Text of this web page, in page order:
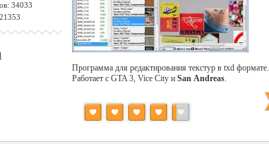
34033
21353
Программа для редактирования текстур в txd формате.
Работает с GTA 3, Vice City и San Аndreas.